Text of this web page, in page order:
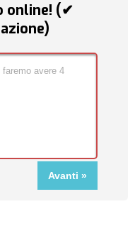
online! (✔